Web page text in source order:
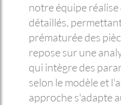
notre équipe
détaillés,
prématurée des
repose sur une
qui intègre des
selon le modèle et
approche s'adapte